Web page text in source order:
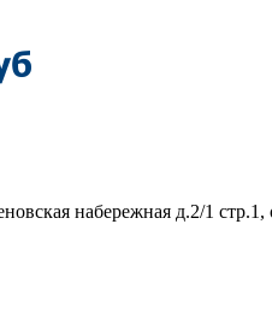
набережная д.2/1 стр.1,